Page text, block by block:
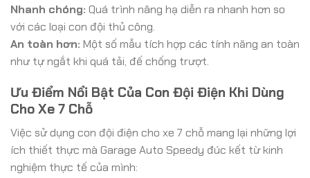
Nhanh chóng: Quá trình nâng hạ diễn ra nhanh hơn so
với các loại con đội thủ công.
An toàn hơn: Một số mẫu tích hợp các tính năng an toàn
như tự ngắt khi quá tải, đế chống trượt.
Ưu Điểm Nổi Bật Của Con Đội Điện Khi Dùng
Cho Xe 7 Chỗ
Việc sử dụng con đội điện cho xe 7 chỗ mang lại những lợi
ích thiết thực mà Garage Auto Speedy đúc kết từ kinh
nghiệm thực tế của mình: